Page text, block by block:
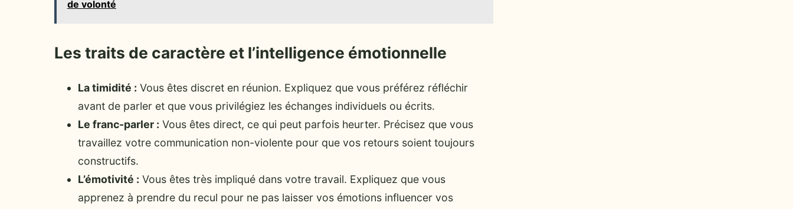
de volonté
Les traits de caractère et l’intelligence émotionnelle
La timidité : Vous êtes discret en réunion. Expliquez que vous préférez réfléchir
avant de parler et que vous privilégiez les échanges individuels ou écrits.
Le franc-parler : Vous êtes direct, ce qui peut parfois heurter. Précisez que vous
travaillez votre communication non-violente pour que vos retours soient toujours
constructifs.
L’émotivité : Vous êtes très impliqué dans votre travail. Expliquez que vous
apprenez à prendre du recul pour ne pas laisser vos émotions influencer vos